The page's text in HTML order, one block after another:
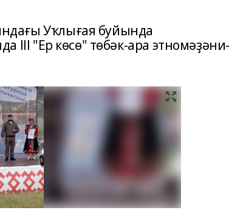
Уҡлығая буйында
lll "Ер көсө" төбәк-ара этномәҙәни-